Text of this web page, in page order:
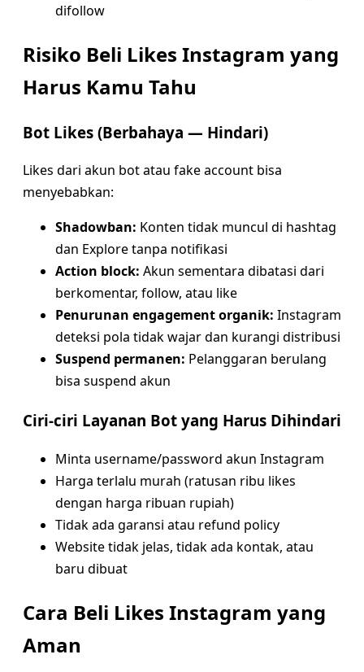
difollow
Risiko Beli Likes Instagram yang
Harus Kamu Tahu
Bot Likes (Berbahaya — Hindari)
Likes dari akun bot atau fake account bisa
menyebabkan:
Shadowban: Konten tidak muncul di hashtag
dan Explore tanpa notifikasi
Action block: Akun sementara dibatasi dari
berkomentar, follow, atau like
Penurunan engagement organik: Instagram
deteksi pola tidak wajar dan kurangi distribusi
Suspend permanen: Pelanggaran berulang
bisa suspend akun
Ciri-ciri Layanan Bot yang Harus Dihindari
Minta username/password akun Instagram
Harga terlalu murah (ratusan ribu likes
dengan harga ribuan rupiah)
Tidak ada garansi atau refund policy
Website tidak jelas, tidak ada kontak, atau
baru dibuat
Cara Beli Likes Instagram yang
Aman